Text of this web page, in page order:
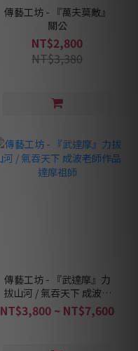
傳藝工坊 - 『萬夫莫敵』
關公
NT$2,800
NT$3,380
傳藝工坊 - 『武達摩』力
拔山河 / 氣吞天下 成波老
師作品 達摩祖師
NT$3,800 ~ NT$7,600